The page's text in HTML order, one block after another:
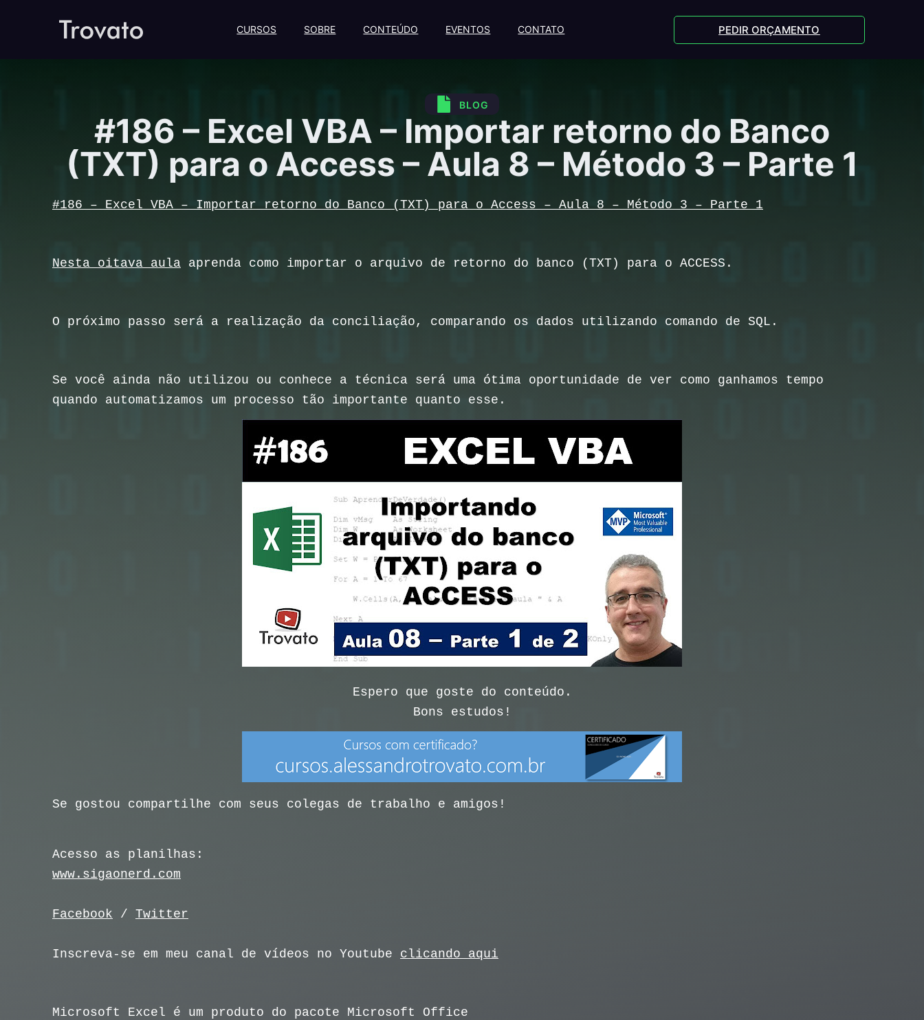
CURSOS SOBRE CONTEÚDO EVENTOS CONTATO PEDIR ORÇAMENTO
BLOG
#186 – Excel VBA – Importar retorno do Banco
(TXT) para o Access – Aula 8 – Método 3 – Parte 1
#186 – Excel VBA – Importar retorno do Banco (TXT) para o Access – Aula 8 – Método 3 – Parte 1
Nesta oitava aula aprenda como importar o arquivo de retorno do banco (TXT) para o ACCESS.
O próximo passo será a realização da conciliação, comparando os dados utilizando comando de SQL.
Se você ainda não utilizou ou conhece a técnica será uma ótima oportunidade de ver como ganhamos tempo
quando automatizamos um processo tão importante quanto esse.
Espero que goste do conteúdo.
Bons estudos!
Se gostou compartilhe com seus colegas de trabalho e amigos!
Acesso as planilhas:
www.sigaonerd.com
Facebook / Twitter
Inscreva-se em meu canal de vídeos no Youtube clicando aqui
Microsoft Excel é um produto do pacote Microsoft Office